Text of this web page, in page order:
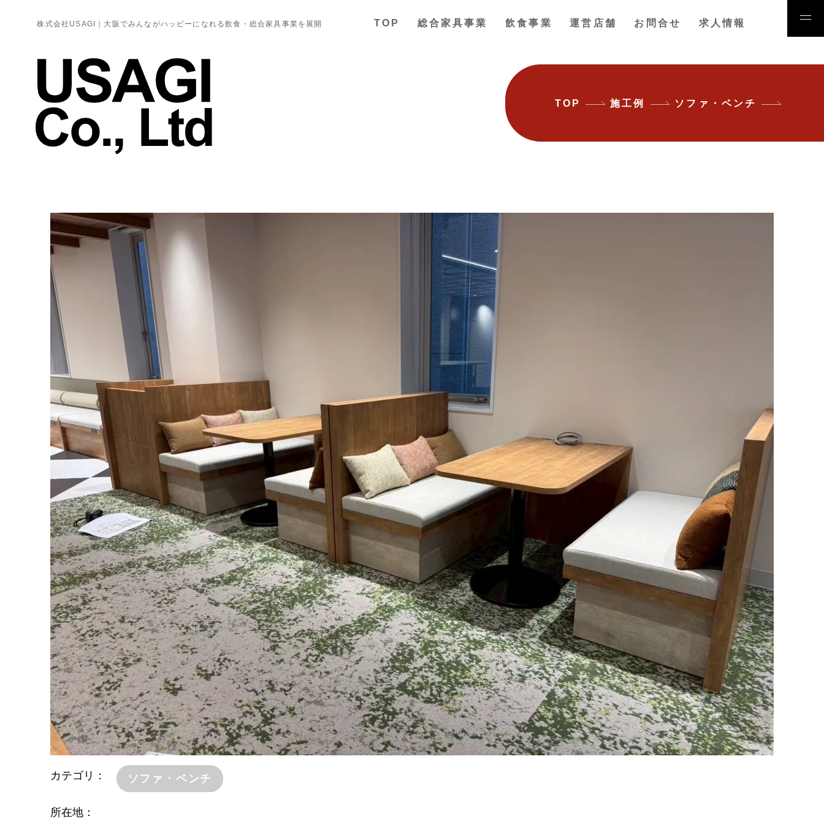
株式会社USAGI｜大阪でみんながハッピーになれる飲食・総合家具事業を展開 TOP 総合家具事業 飲食事業 運営店舗 お問合せ 求人情報
TOP 施工例 ソファ・ベンチ
カテゴリ ソファ・ベンチ
所在地